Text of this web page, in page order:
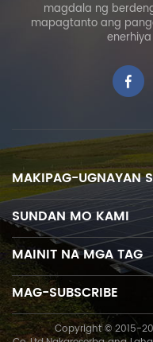
magdala ng
mapagtanto ang
MAKIPAG-UGNAYAN
SUNDAN MO KAMI
MAINIT NA MGA TAG
MAG-SUBSCRIBE
Copyright © 2015-